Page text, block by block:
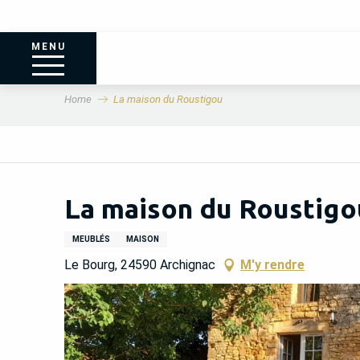
MENU
Home La maison du Roustigou
La maison du
MEUBLÉS MAISON
Le Bourg, 24590 Archignac M'y rendre